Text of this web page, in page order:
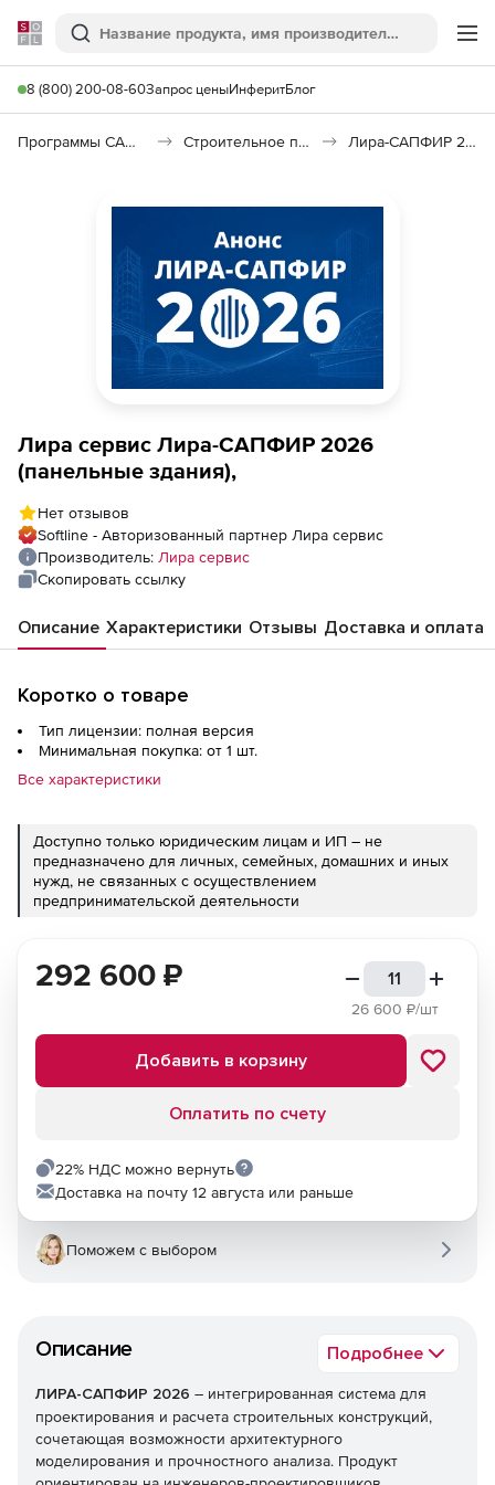
Softline
Поиск
8 (800) 200-08-60Запрос ценыИнферитБлог
Программы САПР и ГИС Строительное программное обеспечение Лира-САПФИР 2026
Лира сервис Лира-САПФИР 2026
(панельные здания),
Нет отзывов
Softline - Авторизованный партнер Лира сервис
Производитель: Лира сервис
Скопировать ссылку
Описание Характеристики Отзывы Доставка и оплата
Коротко о товаре
Тип лицензии: полная версия
Минимальная покупка: от 1 шт.
Все характеристики
Доступно только юридическим лицам и ИП – не
предназначено для личных, семейных, домашних и иных
нужд, не связанных с осуществлением
предпринимательской деятельности
Описание Подробнее
ЛИРА-САПФИР 2026 – интегрированная система для
проектирования и расчета строительных конструкций,
сочетающая возможности архитектурного
моделирования и прочностного анализа. Продукт
292 600 ₽
26 600 ₽/шт
Добавить в корзину
Оплатить по счету
22% НДС можно вернуть
Доставка на почту 12 августа или раньше
Поможем с выбором